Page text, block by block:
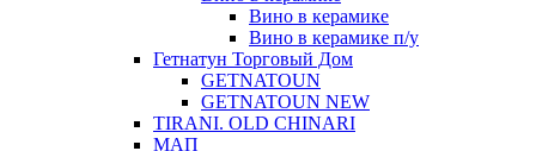
Вино в керамике
Вино в керамике п/у
Гетнатун Торговый Дом
GETNATOUN
GETNATOUN NEW
TIRANI. OLD CHINARI
МАП